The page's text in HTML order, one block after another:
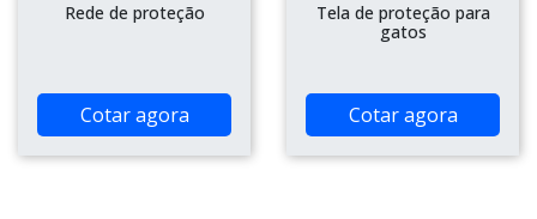
Rede de proteção
Cotar agora
Tela de proteção para
gatos
Cotar agora